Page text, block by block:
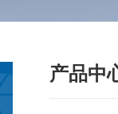
产品中